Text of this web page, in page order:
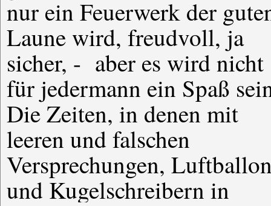
nur ein Feuerwerk der
Laune wird, freudvoll, ja
sicher, - aber es wird nicht
für jedermann ein Spaß
Die Zeiten, in denen mit
leeren und falschen
Versprechungen,
und Kugelschreibern in